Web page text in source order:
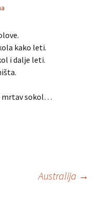
kako leti.
i dalje leti.
mrtav sokol…
Australija →